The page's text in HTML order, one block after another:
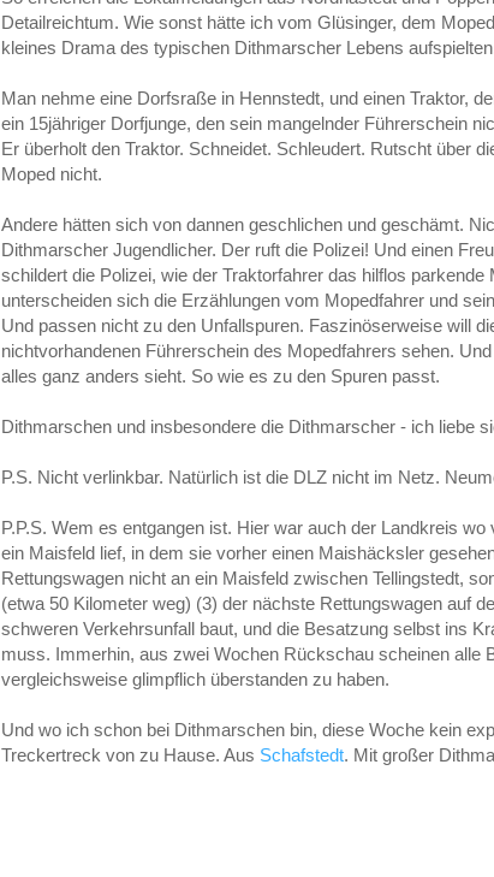
Detailreichtum. Wie sonst hätte ich vom Glüsinger, dem
kleines Drama des typischen Dithmarscher Lebens
Man nehme eine Dorfsraße in Hennstedt, und einen Traktor,
ein 15jähriger Dorfjunge, den sein mangelnder Führerschein
Er überholt den Traktor. Schneidet. Schleudert. Rutscht über
Moped nicht.
Andere hätten sich von dannen geschlichen und geschämt.
Dithmarscher Jugendlicher. Der ruft die Polizei! Und einen
schildert die Polizei, wie der Traktorfahrer das hilflos parkende
unterscheiden sich die Erzählungen vom Mopedfahrer und
Und passen nicht zu den Unfallspuren. Faszinöserweise will
nichtvorhandenen Führerschein des Mopedfahrers sehen.
alles ganz anders sieht. So wie es zu den Spuren passt.
Dithmarschen und insbesondere die Dithmarscher - ich liebe
P.S. Nicht verlinkbar. Natürlich ist die DLZ nicht im Netz.
P.P.S. Wem es entgangen ist. Hier war auch der Landkreis
ein Maisfeld lief, in dem sie vorher einen Maishäcksler
Rettungswagen nicht an ein Maisfeld zwischen Tellingstedt,
(etwa 50 Kilometer weg) (3) der nächste Rettungswagen auf
schweren Verkehrsunfall baut, und die Besatzung selbst ins
muss. Immerhin, aus zwei Wochen Rückschau scheinen alle
vergleichsweise glimpflich überstanden zu haben.
Und wo ich schon bei Dithmarschen bin, diese Woche kein
Treckertreck von zu Hause. Aus Schafstedt. Mit großer